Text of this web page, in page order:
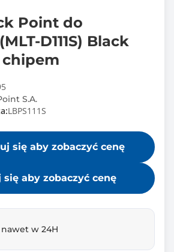
Point do
D111S) Black
chipem
S.A.
LBPS111S
się aby zobaczyć cenę
się aby zobaczyć cenę
w 24H